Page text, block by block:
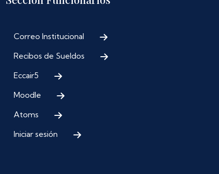
Correo Institucional
Recibos de Sueldos
Eccair5
Moodle
Atoms
Iniciar sesión